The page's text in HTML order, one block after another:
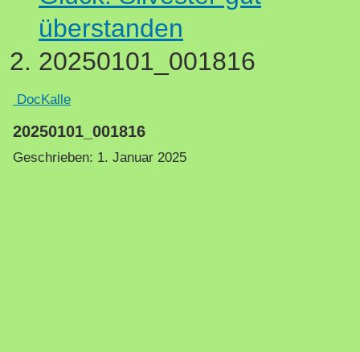
überstanden
20250101_001816
DocKalle
20250101_001816
Geschrieben: 1. Januar 2025